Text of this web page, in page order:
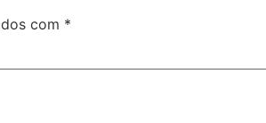
com *